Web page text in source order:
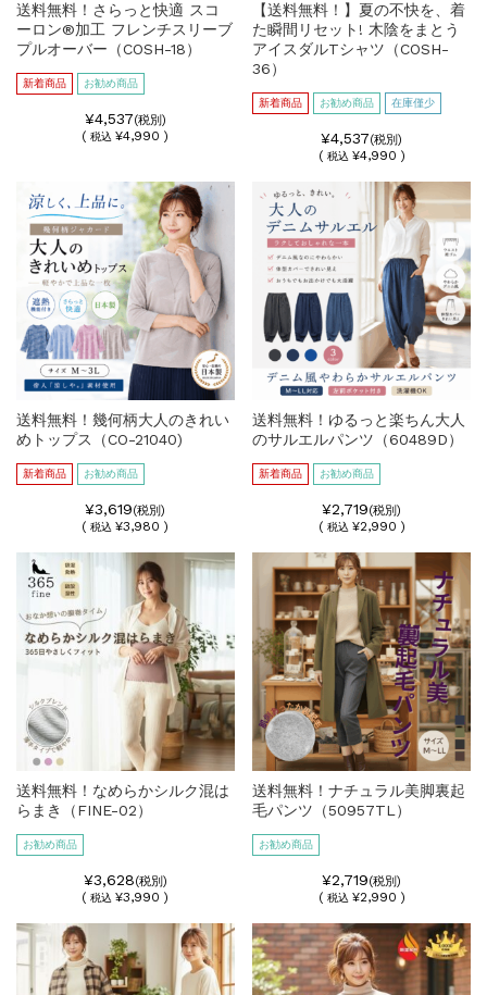
送料無料！さらっと快適 スコ
ーロン®加工 フレンチスリーブ
プルオーバー（COSH-18）
新着商品 お勧め商品
¥4,537(税別)
(税込 ¥4,990 )
【送料無料！】夏の不快を、着
た瞬間リセット! 木陰をまとう
アイスダルTシャツ（COSH-
36）
新着商品 お勧め商品 在庫僅少
¥4,537(税別)
( 税込 ¥4,990 )
送料無料！幾何柄大人のきれい
めトップス（CO-21040)
新着商品 お勧め商品
¥3,619(税別)
(税込 ¥3,980 )
送料無料！ゆるっと楽ちん大人
のサルエルパンツ（60489D）
新着商品 お勧め商品
¥2,719(税別)
( 税込 ¥2,990 )
送料無料！なめらかシルク混は
らまき（FINE-02）
お勧め商品
¥3,628(税別)
(税込 ¥3,990 )
送料無料！ナチュラル美脚裏起
毛パンツ（50957TL）
お勧め商品
¥2,719(税別)
( 税込 ¥2,990 )